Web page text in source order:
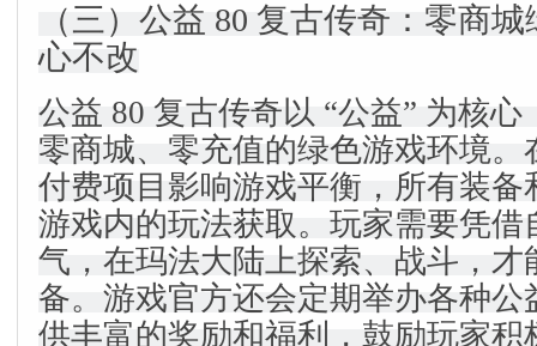
（三）公益 80 复古传奇：零商
心不改
公益 80 复古传奇以 “公益” 为核
零商城、零充值的绿色游戏环境。
付费项目影响游戏平衡，所有装备
游戏内的玩法获取。玩家需要凭借
气，在玛法大陆上探索、战斗，才
备。游戏官方还会定期举办各种公
供丰富的奖励和福利，鼓励玩家积